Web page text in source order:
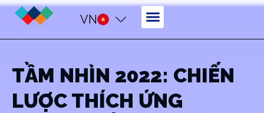
VN
TẦM NHÌN 2022: CHIẾN
LƯỢC THÍCH ỨNG